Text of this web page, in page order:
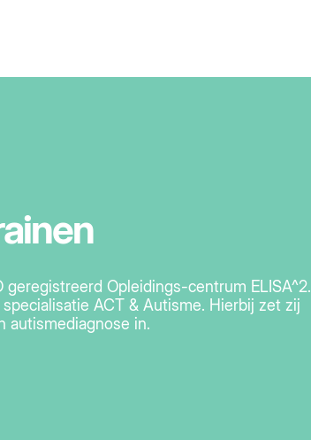
geregistreerd Opleidings-centrum ELISA^2.
ACT & Autisme. Hierbij zet zij
autismediagnose in.